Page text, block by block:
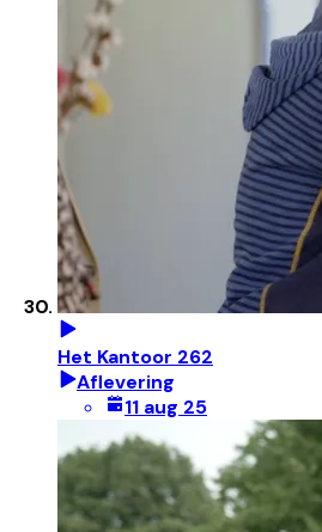
Het Kantoor 262
Aflevering
11 aug 25